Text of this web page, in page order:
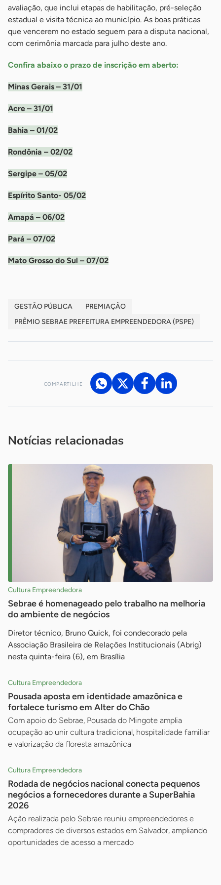
avaliação, que inclui etapas de habilitação, pré-seleção
estadual e visita técnica ao município. As boas práticas
que vencerem no estado seguem para a disputa nacional,
com cerimônia marcada para julho deste ano.
Confira abaixo o prazo de inscrição em aberto:
Minas Gerais – 31/01
Acre – 31/01
Bahia – 01/02
Rondônia – 02/02
Sergipe – 05/02
Espírito Santo- 05/02
Amapá – 06/02
Pará – 07/02
Mato Grosso do Sul – 07/02
GESTÃO PÚBLICA
PREMIAÇÃO
PRÊMIO SEBRAE PREFEITURA EMPREENDEDORA (PSPE)
COMPARTILHE
Notícias relacionadas
Cultura Empreendedora
Sebrae é homenageado pelo trabalho na melhoria
do ambiente de negócios
Diretor técnico, Bruno Quick, foi condecorado pela
Associação Brasileira de Relações Institucionais (Abrig)
nesta quinta-feira (6), em Brasília
Cultura Empreendedora
Pousada aposta em identidade amazônica e
fortalece turismo em Alter do Chão
Com apoio do Sebrae, Pousada do Mingote amplia
ocupação ao unir cultura tradicional, hospitalidade familiar
e valorização da floresta amazônica
Cultura Empreendedora
Rodada de negócios nacional conecta pequenos
negócios a fornecedores durante a SuperBahia
2026
Ação realizada pelo Sebrae reuniu empreendedores e
compradores de diversos estados em Salvador, ampliando
oportunidades de acesso a mercado